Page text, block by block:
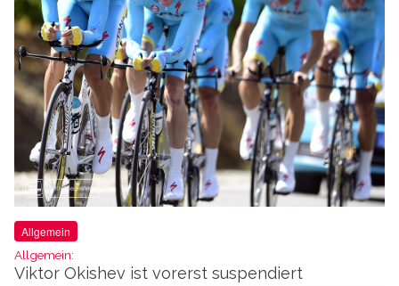
Allgemein
Allgemein:
Viktor Okishev ist vorerst suspendiert